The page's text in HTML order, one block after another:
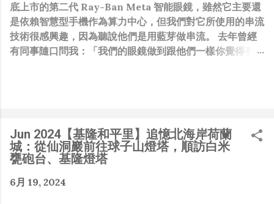
底上市的第二代 Ray-Ban Meta 智能眼鏡，雖然它主要還
是依賴智慧型手機作為算力中心，但我們對它所使用的串流
技術很感興趣，因為聽說他們是用藍芽做串流。 去年曾經
有同事隨口問我：「我們的眼鏡做到跟他們一樣你覺得有可
人，那我還在這幹嘛？？？（笑）” 也記得更久以前，當我
們還在研究那個眼鏡時，常聽到像是：『 他們不知道用了
什麼黑科技 』，這類沒有建設性、不應該從 RD 嘴裡說出
來的話，而我也是不以為然。坦白講，以前每次只要聽到某
SW嘴砲經理（暫且以H君稱之），沒事就把『 黑科技 』
Jun 2024【基隆和平里】追憶北海岸荷蘭
城：從仙洞巖前往球子山燈塔，順訪白米
甕砲台、基隆燈塔
6月 19, 2024